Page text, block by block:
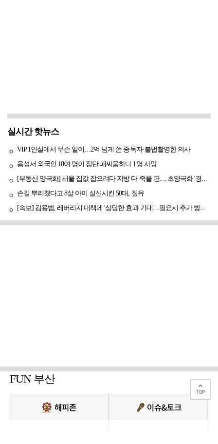
실시간 핫뉴스
VIP 1인실에서 무슨 일이…2억 넘게 쓴 중독자·불법촬영한 의사
음성서 외국인 10여 명이 집단 패싸움하다 1명 사망
손길 뿌리쳤다고 8살 아이 실신시킨 50대, 집유
[속보] 김용범, 레버리지 대책에 '상당한 효과 기대…필요시 추가 방안도 검토'
FUN 부산